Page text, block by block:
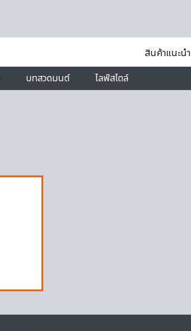
สินค้าแนะนำ
บทสวดมนต์ ไลฟ์สไตล์